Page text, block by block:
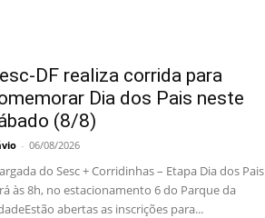
DF realiza corrida para
Dia dos Pais neste
(8/8)
- 06/08/2026
do Sesc + Corridinhas – Etapa Dia dos Pais
às 8h, no estacionamento 6 do Parque da
abertas as inscrições para...